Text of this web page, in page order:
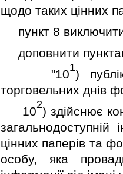
щодо таких цiнних
пункт 8
доповнити
"101)
торговельних днiв
102) здiйснює
цiнних паперiв та
особу, яка